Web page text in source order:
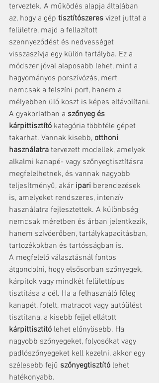
terveztek. A működés alapja általában
az, hogy a gép tisztítószeres vizet juttat a
felületre, majd a fellazított
szennyeződést és nedvességet
visszaszívja egy külön tartályba. Ez a
módszer jóval alaposabb lehet, mint a
hagyományos porszívózás, mert
nemcsak a felszíni port, hanem a
mélyebben ülő koszt is képes eltávolítani.
A gyakorlatban a szőnyeg és
kárpittisztító kategória többféle gépet
takarhat. Vannak kisebb, otthoni
használatra tervezett modellek, amelyek
alkalmi kanapé- vagy szőnyegtisztításra
megfelelhetnek, és vannak nagyobb
teljesítményű, akár ipari berendezések
is, amelyeket rendszeres, intenzív
használatra fejlesztettek. A különbség
nemcsak méretben és árban jelentkezik,
hanem szívóerőben, tartálykapacitásban,
tartozékokban és tartósságban is.
A megfelelő választásnál fontos
átgondolni, hogy elsősorban szőnyegek,
kárpitok vagy mindkét felülettípus
tisztítása a cél. Ha a felhasználó főleg
kanapét, fotelt, matracot vagy autóülést
tisztítana, a kisebb fejjel ellátott
kárpittisztító lehet előnyösebb. Ha
nagyobb szőnyegeket, folyosókat vagy
padlószőnyegeket kell kezelni, akkor egy
szélesebb fejű szőnyegtisztító lehet
hatékonyabb.